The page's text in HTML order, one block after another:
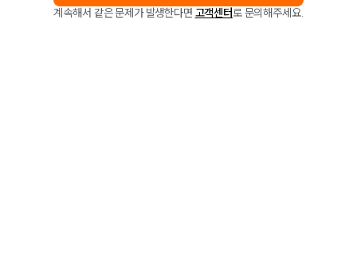
계속해서 같은 문제가 발생한다면 고객센터로 문의해주세요.